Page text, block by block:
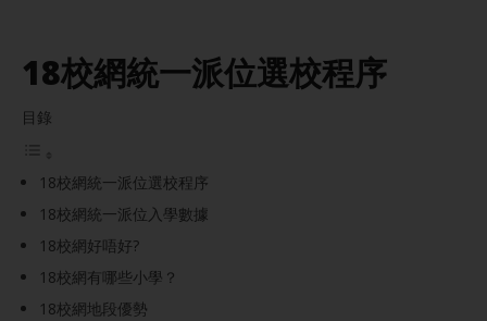
18校網統一派位選校程序
目錄
18校網統一派位選校程序
18校網統一派位入學數據
18校網好唔好?
18校網有哪些小學？
18校網地段優勢